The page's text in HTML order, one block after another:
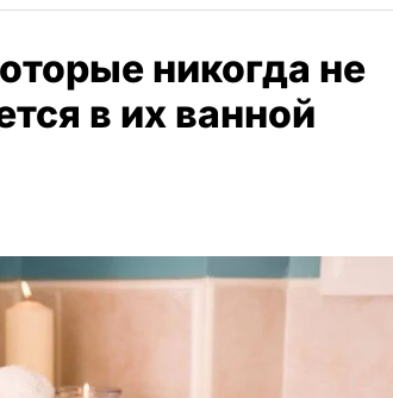
никогда не
в их ванной